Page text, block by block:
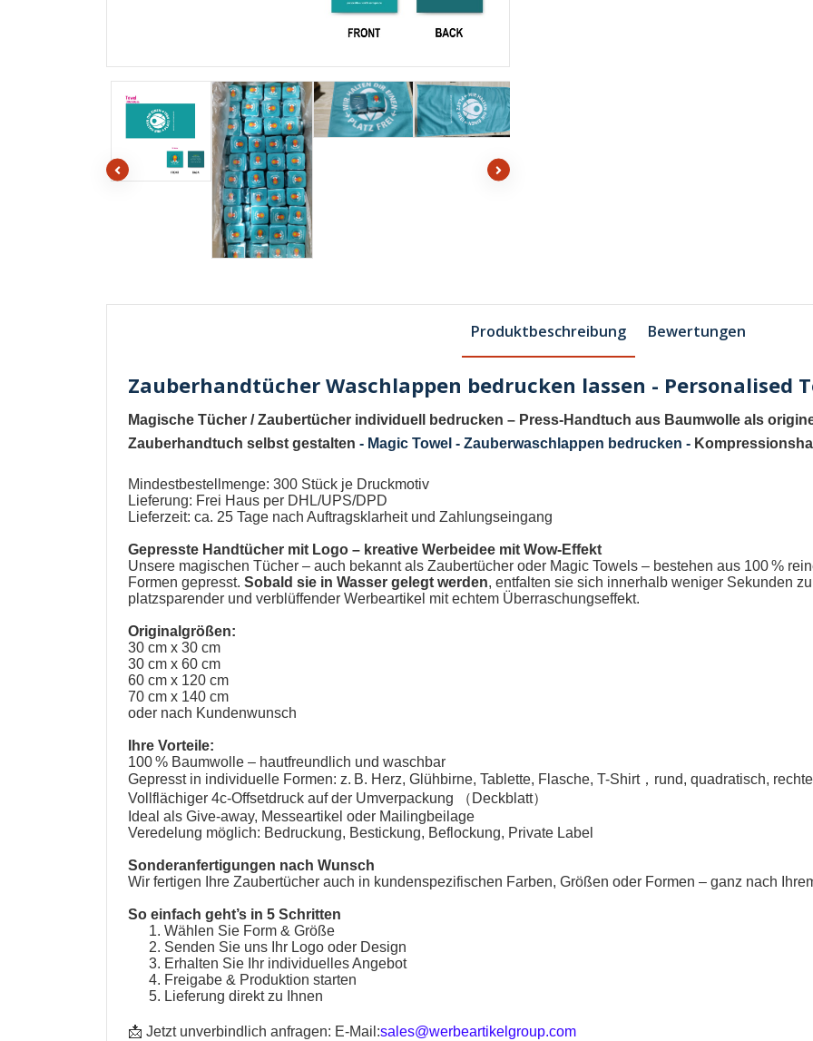
Produktbeschreibung Bewertungen
Zauberhandtücher Waschlappen bedrucken lassen - Personalised
Magische Tücher /Zaubertücher individuell bedrucken – Press-Handtuch aus Baumwolle als
Zauberhandtuch selbst gestalten - Magic Towel - Zauberwaschlappen bedrucken -
Mindestbestellmenge: 300 Stück je Druckmotiv
Lieferung: Frei Haus per DHL/UPS/DPD
Lieferzeit: ca. 25 Tage nach Auftragsklarheit und Zahlungseingang
Gepresste Handtücher mit Logo – kreative Werbeidee mit Wow-Effekt
Unsere magischen Tücher – auch bekannt alsZaubertücher oder Magic Towels – bestehen aus 100 %
Formen gepresst.Sobald sie in Wasser gelegt werden, entfalten sie sich innerhalb weniger Sekunden
platzsparender und verblüffender Werbeartikel mit echtem Überraschungseffekt.
Originalgrößen:
30 cm x 30 cm
30 cm x 60 cm
60 cm x 120 cm
70 cm x 140 cm
oder nach Kundenwunsch
Ihre Vorteile:
100 % Baumwolle – hautfreundlich und waschbar
Gepresst in individuelle Formen: z. B. Herz, Glühbirne, Tablette, Flasche, T-Shirt，rund, quadratisch,
Vollflächiger 4c-Offsetdruck auf der Umverpackung （Deckblatt）
Ideal als Give-away, Messeartikel oder Mailingbeilage
Veredelung möglich: Bedruckung, Bestickung, Beflockung, Private Label
Sonderanfertigungen nach Wunsch
Wir fertigen IhreZaubertücher auch in kundenspezifischen Farben, Größen oder Formen – ganz nach
So einfach geht’s in 5 Schritten
Wählen Sie Form & Größe
Senden Sie uns Ihr Logo oder Design
Erhalten Sie Ihr individuelles Angebot
Freigabe & Produktion starten
Lieferung direkt zu Ihnen
📩 Jetzt unverbindlich anfragen: E-Mail:sales@werbeartikelgroup.com